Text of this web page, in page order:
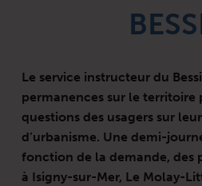
Le service instructeur du
permanences sur le territoire
questions des usagers sur
d’urbanisme. Une demi-
fonction de la demande, des
à Isigny-sur-Mer, Le Molay-